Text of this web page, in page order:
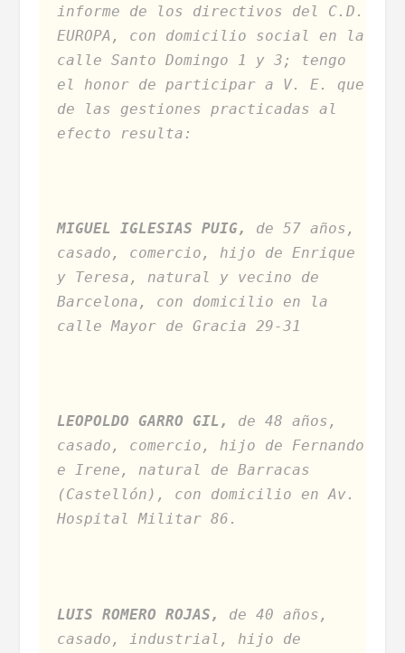
informe de los directivos del C.D.
EUROPA, con domicilio social en la
calle Santo Domingo 1 y 3; tengo
el honor de participar a V. E. que
de las gestiones practicadas al
efecto resulta:
MIGUEL IGLESIAS PUIG,
de 57 años,
casado, comercio, hijo de Enrique
y Teresa, natural y vecino de
Barcelona, con domicilio en la
calle Mayor de Gracia 29-31
LEOPOLDO GARRO GIL,
de 48 años,
casado, comercio, hijo de Fernando
e Irene, natural de Barracas
(Castellón), con domicilio en Av.
Hospital Militar 86.
LUIS ROMERO ROJAS,
de 40 años,
casado, industrial, hijo de